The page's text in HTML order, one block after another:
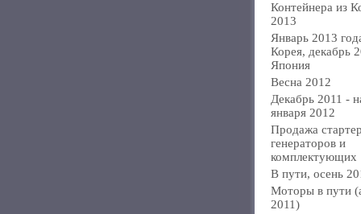
Контейнера из
2013
Январь 2013
Корея, декабрь
Япония
Весна 2012
Декабрь 2011 -
января 2012
Продажа
генераторов и
комплектующих
В пути, осень
Моторы в пути
2011)